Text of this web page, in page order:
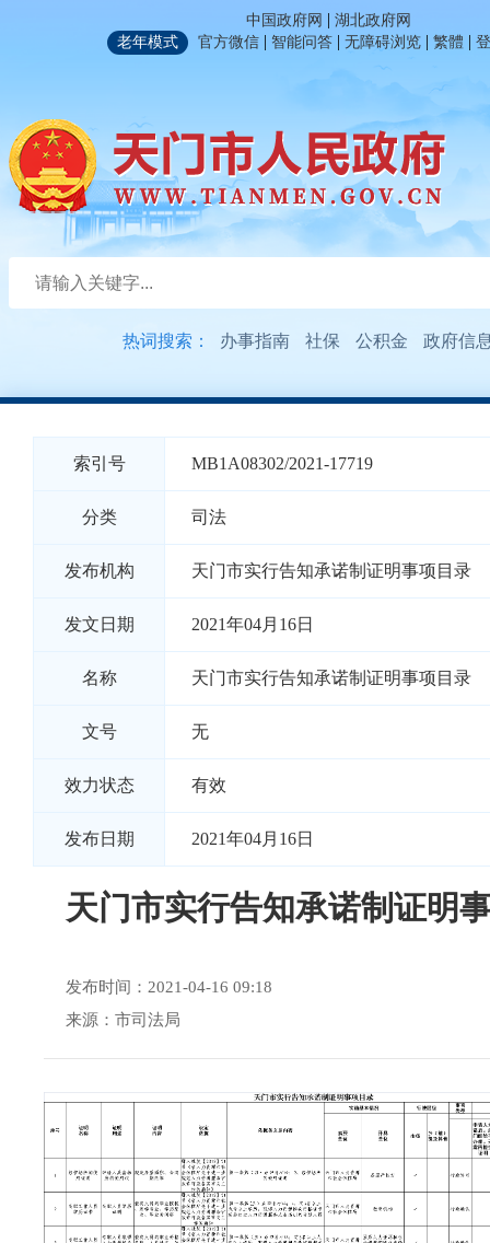
中国政府网 | 湖北政府网
老年模式
官方微信 | 智能问答 | 无障碍浏览 | 繁體 |
热词搜索： 办事指南 社保 公积金 政府信
索引号 MB1A08302/2021-17719
分类 司法
发布机构 天门市实行告知承诺制证明事项目录
发文日期 2021年04月16日
名称 天门市实行告知承诺制证明事项目录
文号 无
效力状态 有效
发布日期 2021年04月16日
天门市实行告知承诺制证明
发布时间：2021-04-16 09:18
来源：市司法局